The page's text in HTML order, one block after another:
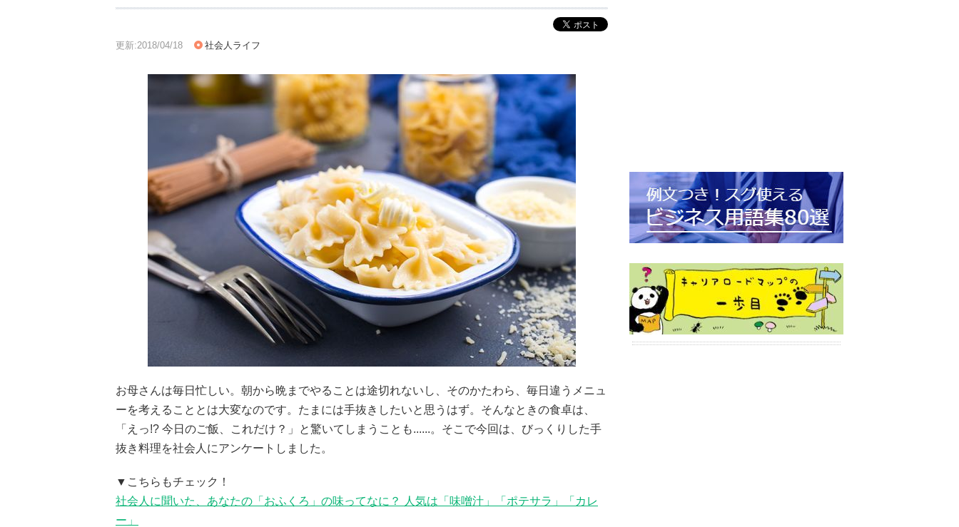
更新:2018/04/18 社会人ライフ
お母さんは毎日忙しい。朝から晩までやることは途切れないし、そのかたわら、毎日違うメニュ
ーを考えることとは大変なのです。たまには手抜きしたいと思うはず。そんなときの食卓は、
「えっ!? 今日のご飯、これだけ？」と驚いてしまうことも......。そこで今回は、びっくりした手
抜き料理を社会人にアンケートしました。
▼こちらもチェック！
社会人に聞いた、あなたの「おふくろ」の味ってなに？ 人気は「味噌汁」「ポテサラ」「カレ
ー」